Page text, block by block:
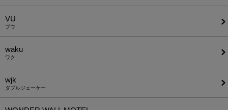
VU
ブウ
waku
ワク
wjk
ダブルジェーケー